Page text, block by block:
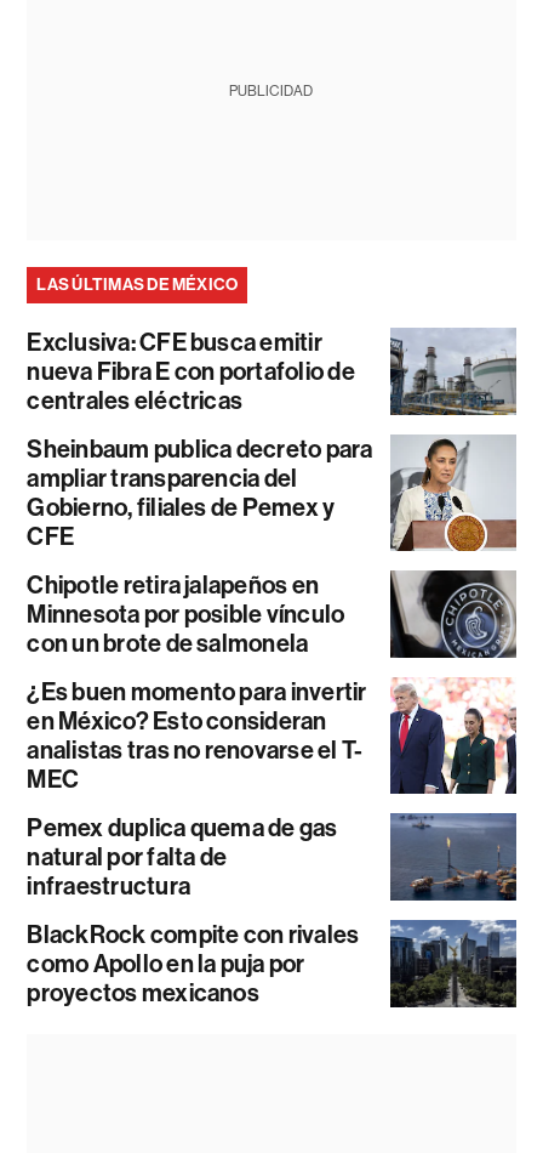
PUBLICIDAD
LAS ÚLTIMAS DE MÉXICO
Exclusiva: CFE busca emitir
nueva Fibra E con portafolio de
centrales eléctricas
Sheinbaum publica decreto para
ampliar transparencia del
Gobierno, filiales de Pemex y
CFE
Chipotle retira jalapeños en
Minnesota por posible vínculo
con un brote de salmonela
¿Es buen momento para invertir
en México? Esto consideran
analistas tras no renovarse el T-
MEC
Pemex duplica quema de gas
natural por falta de
infraestructura
BlackRock compite con rivales
como Apollo en la puja por
proyectos mexicanos